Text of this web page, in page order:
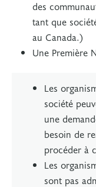
des
tant que
au Canada.)
Une Première
Les
société
une
besoin de
procéder à
Les
sont pas